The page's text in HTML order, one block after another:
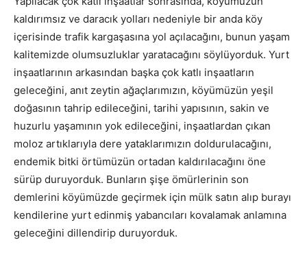
kaldırımsız ve daracık yolları nedeniyle bir anda köy
içerisinde trafik kargaşasına yol açılacağını, bunun yaşam
kalitemizde olumsuzluklar yaratacağını söylüyorduk. Yurt
inşaatlarının arkasından başka çok katlı inşaatların
geleceğini, anıt zeytin ağaçlarımızın, köyümüzün yeşil
doğasının tahrip edileceğini, tarihi yapısının, sakin ve
huzurlu yaşamının yok edileceğini, inşaatlardan çıkan
moloz artıklarıyla dere yataklarımızın doldurulacağını,
endemik bitki örtümüzün ortadan kaldırılacağını öne
sürüp duruyorduk. Bunların şişe ömürlerinin son
demlerini köyümüzde geçirmek için mülk satın alıp burayı
kendilerine yurt edinmiş yabancıları kovalamak anlamına
geleceğini dillendirip duruyorduk.